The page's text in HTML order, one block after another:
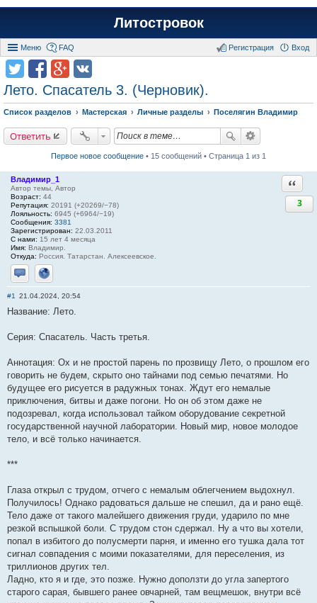
Литостровок
Меню FAQ Вход
Регистрация
Лето. Спасатель 3. (Черновик).
Список разделов Мастерская Личные разделы Поселягин Владимир
Ответить
Первое новое сообщение • 15 сообщений • Страница 1 из 1
Владимир_1
Автор темы, Автор
Возраст: 44
Репутация: 20191 (+20269/−78)
Лояльность: 6945 (+6964/−19)
Сообщения: 3381
Зарегистрирован: 22.03.2011
С нами: 15 лет 4 месяца
Имя: Владимир.
Откуда: Россия. Татарстан. Алексеевское.
Отправить личное сообщение
Сайт
3
#1 21.04.2024, 20:54
Название: Лето.
Серия: Спасатель. Часть третья.
Аннотация: Ох и не простой парень по прозвищу Лето, о прошлом его
говорить не будем, скрыто оно тайнами под семью печатями. Но
будущее его рисуется в радужных тонах. Ждут его немалые
приключения, битвы и даже погони. Но он об этом даже не
подозревал, когда использовал тайком оборудование секретной
государственной научной лаборатории. Новый мир, новое молодое
тело, и всё только начинается.
***
Глаза открыл с трудом, отчего с немалым облегчением выдохнул.
Получилось! Однако радоваться дальше не спешил, да и рано ещё.
Тело даже от такого малейшего движения груди, ударило по мне
резкой вспышкой боли. С трудом стон сдержал. Ну а что вы хотели,
попал в избитого до полусмерти парня, и именно его тушка дала тот
сигнал совпадения с моими показателями, для переселения, из
триллионов других тел.
Ладно, кто я и где, это позже. Нужно доползти до угла запертого
старого сарая, бывшего ранее овчарней, там вещмешок, внутри всё